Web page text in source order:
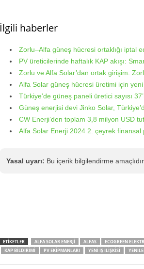
İlgili haberler
Zorlu–Alfa güneş hücresi ortaklığı iptal
PV üreticilerinde haftalık KAP akışı:
Zorlu ve Alfa Solar’dan ortak girişim:
Alfa Solar güneş hücresi üretimi için
Türkiye’de güneş paneli üretici sayısı
Güneş enerjisi devi Jinko Solar,
CW Enerji’den toplam 3,8 milyon USD
Alfa Solar Enerji 2024 2. çeyrek finansal
Yasal uyarı: Bu içerik bilgilendirme
ETIKETLER ALFA SOLAR ENERJI ALFAS ECOGREEN
KAP BILDIRIMI
PV EKIPMANLARI YENI İŞ İLIŞKISI